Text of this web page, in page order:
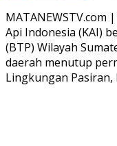
MATANEWSTV.com
Api Indonesia (KAI)
(BTP) Wilayah
daerah menutup
Lingkungan Pasiran,